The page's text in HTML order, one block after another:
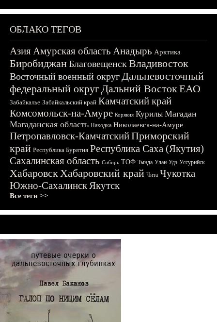
ОБЛАКО ТЕГОВ
АзияАмурская область Анадырь Арктика
БиробиджанБлаговещенскВладивосток
Восточный военный округДальневосточный
федеральный округДальний ВостокЕАО
Забайкалье Забайкальский край Камчатский край
Комсомольск-на-Амуре Корякия Курилы Магадан
Магаданская область Находка Николаевск-на-Амуре
Петропавловск-КамчатскийПриморский
край Республика Бурятия Республика Саха (Якутия)
Сахалинская область Сибирь ТОФ Тында Улан-Удэ Уссурийск
ХабаровскХабаровский край Чита Чукотка
Южно-СахалинскЯкутск
Все теги >>